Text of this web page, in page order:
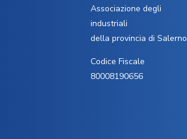
Associazione degli
industriali
della provincia di Salerno
Codice Fiscale
80008190656